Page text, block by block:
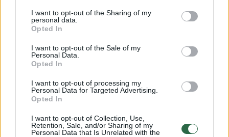
I want to opt-out of the Sharing of my
personal data.
Opted In
I want to opt-out of the Sale of my
Personal Data.
Opted In
I want to opt-out of processing my
Personal Data for Targeted Advertising.
Opted In
I want to opt-out of Collection, Use,
Retention, Sale, and/or Sharing of my
Personal Data that Is Unrelated with the
Vaizdai iš tragiškos avarijos Vilniaus r.: dviejų moterų ir
vaiko gyvybių išgelbėti nepavyko
Žinios | Lietuvos diena
00:00:59
Nufilmavo, kaip patvino Vilniaus Vakarinis aplinkkelis:
Žinios | Lietuvos diena